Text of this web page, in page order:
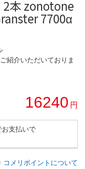
本 zonotone
7700α
紹介いただいておりま
16240 円
お支払いで
コメリポイントについて